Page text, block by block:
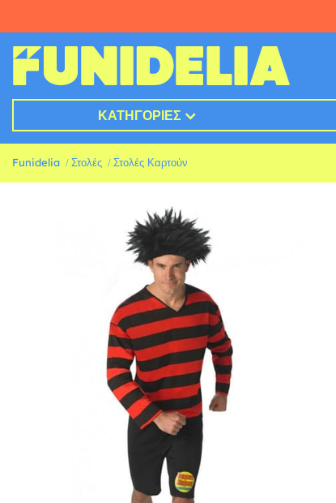
ΚΑΤΗΓΟΡΊΕΣ
Funidelia Στολές Στολές Καρτούν